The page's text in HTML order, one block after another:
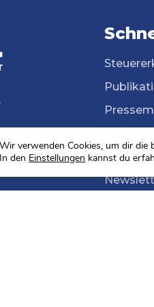
Wir verwenden Cookies, um dir die
In den Einstellungen kannst du